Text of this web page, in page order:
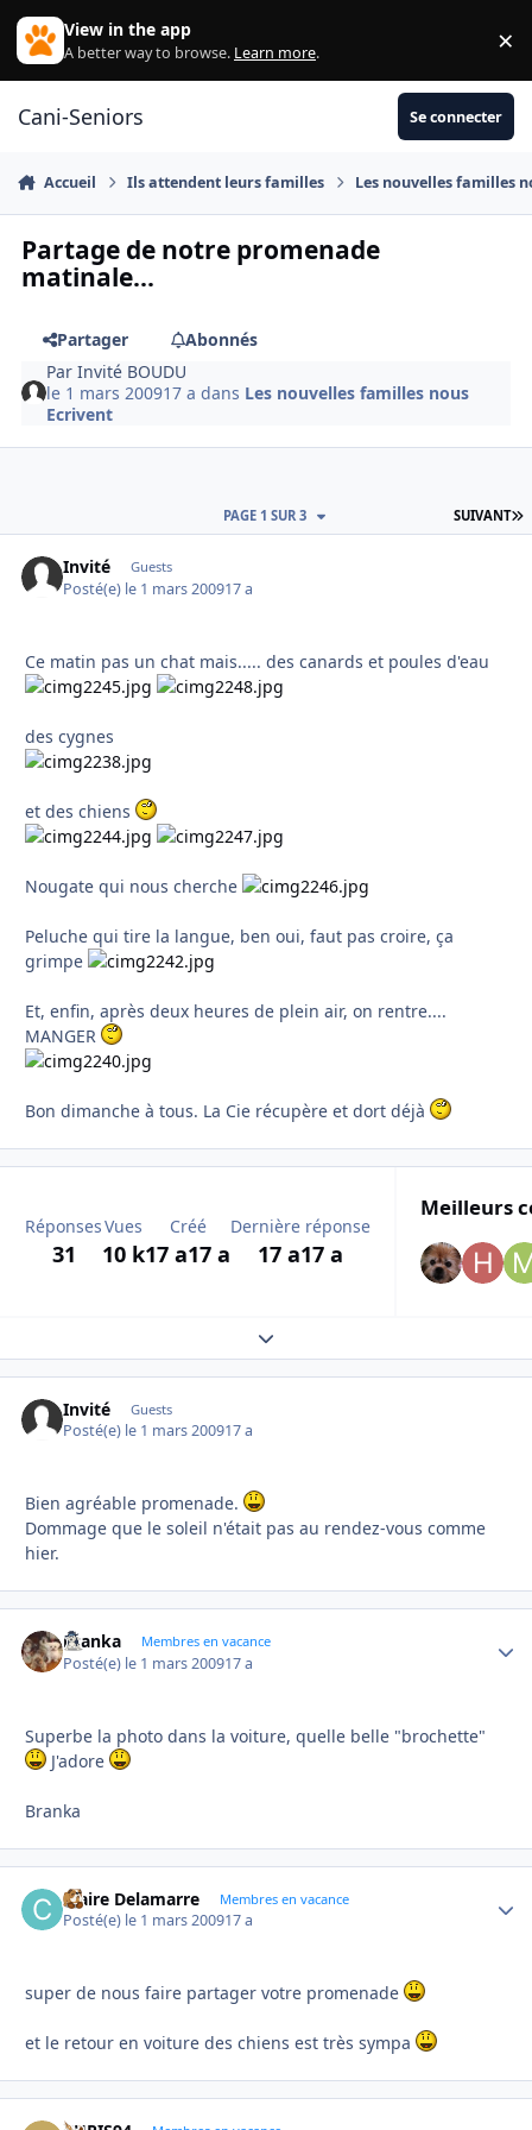
Aller au contenu
View in the app
A better way to browse. Learn more. ×
Cani-Seniors Se connecter
Accueil Ils attendent leurs familles Les nouvelles familles
Partage de notre promenade
matinale...
Partager
Abonnés
ParInvité BOUDU
le 1 mars 200917 a dans Les nouvelles familles nous
Ecrivent
SUIVANT
PAGE 1 SUR 3
Invité Guests
Posté(e) le 1 mars 200917 a
Ce matin pas un chat mais..... des canards et poules d'eau
des cygnes
et des chiens
Nougate qui nous cherche
Peluche qui tire la langue, ben oui, faut pas croire, ça
grimpe
Et, enfin, après deux heures de plein air, on rentre....
MANGER
Bon dimanche à tous. La Cie récupère et dort déjà
Réponses
31
Vues
10 k
Créé
17 a17 a
Dernière réponse
17 a17 a
Meilleurs
Expand topic overview
Invité Guests
Posté(e) le 1 mars 200917 a
Bien agréable promenade.
Dommage que le soleil n'était pas au rendez-vous comme
hier.
branka Membres en vacance
Posté(e) le 1 mars 200917 a
Superbe la photo dans la voiture, quelle belle "brochette"
J'adore
Branka
Claire Delamarre Membres en vacance
Posté(e) le 1 mars 200917 a
super de nous faire partager votre promenade
et le retour en voiture des chiens est très sympa